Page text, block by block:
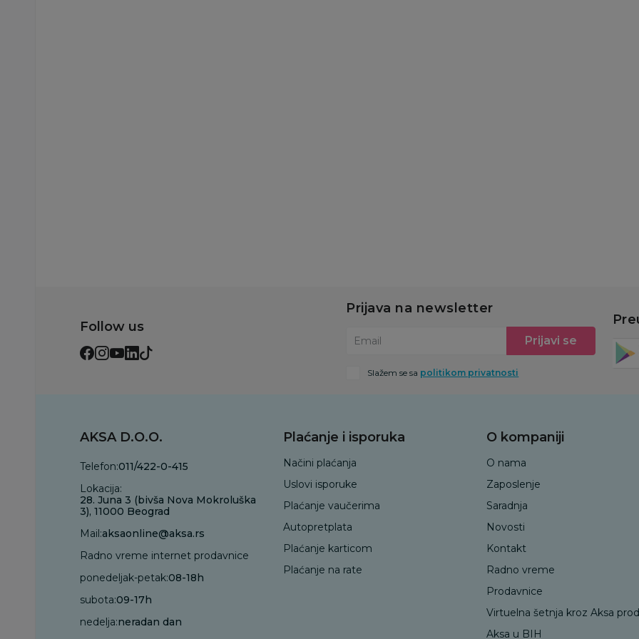
Follow us
Prijava na newsletter
Email Prijavi se
Slažem se sa politikom privatnosti
AKSA D.O.O.
Telefon:011/422-0-415
Lokacija:
28. Juna 3 (bivša Nova Mokroluška
3), 11000 Beograd
Mail:aksaonline@aksa.rs
Radno vreme internet prodavnice
ponedeljak-petak:08-18h
subota:09-17h
nedelja:neradan dan
Plaćanje i isporuka
Načini plaćanja
Uslovi isporuke
Plaćanje vaučerima
Autopretplata
Plaćanje karticom
Plaćanje na rate
O kompaniji
O nama
Zaposlenje
Saradnja
Novosti
Kontakt
Radno vreme
Prodavnice
Virtuelna šetnja kroz Aksa
Aksa u BIH